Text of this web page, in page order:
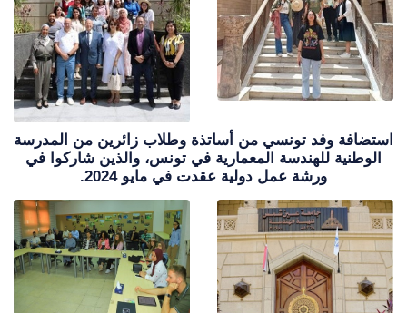
استضافة وفد تونسي من أساتذة وطلاب زائرين من المدرسة
الوطنية للهندسة المعمارية في تونس، والذين شاركوا في
ورشة عمل دولية عقدت في مايو 2024.